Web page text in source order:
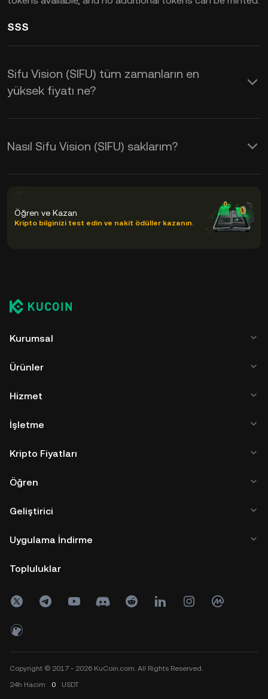
SSS
Sifu Vision (SIFU) tüm zamanların en
yüksek fiyatı ne?
Nasıl Sifu Vision (SIFU) saklarım?
Öğren ve Kazan
Kripto bilginizi test edin ve nakit ödüller kazanın.
Kurumsal
Ürünler
Hizmet
İşletme
Kripto Fiyatları
Öğren
Geliştirici
Uygulama İndirme
Topluluklar
Copyright © 2017 - 2026 KuCoin.com. All Rights Reserved.
24h Hacim 0 USDT